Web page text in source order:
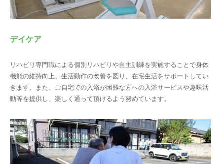
デイケア
リハビリ専門職による個別リハビリや自主訓練を実施することで身体
機能の維持向上、生活動作の改善を図り、在宅生活をサポートしてい
きます。また、ご自宅での入浴が困難な方への入浴サービスや趣味活
動等を提供し、楽しく通って頂けるよう努めています。